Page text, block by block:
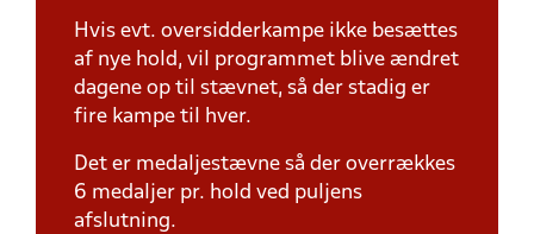
Hvis evt. oversidderkampe ikke besættes
af nye hold, vil programmet blive ændret
dagene op til stævnet, så der stadig er
fire kampe til hver.
Det er medaljestævne så der overrækkes
6 medaljer pr. hold ved puljens
afslutning.